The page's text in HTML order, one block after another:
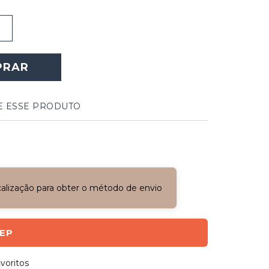
ESSE PRODUTO
para obter o método de envio